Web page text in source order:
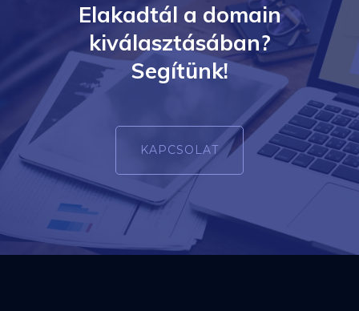
Elakadtál a domain
kiválasztásában?
Segítünk!
KAPCSOLAT